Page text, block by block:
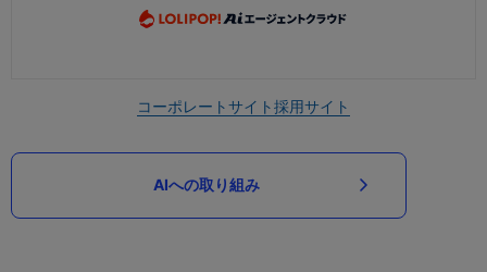
コーポレートサイト採用サイト
AIへの取り組み